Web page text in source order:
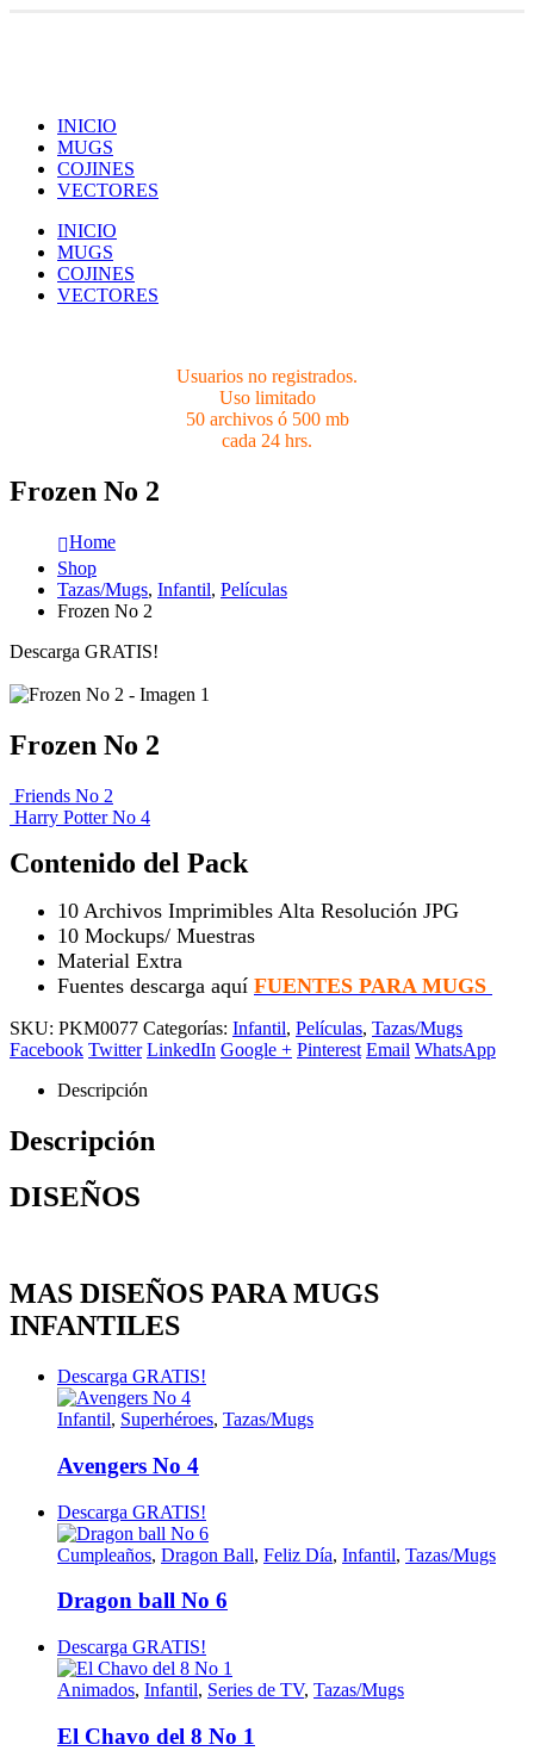
INICIO
MUGS
COJINES
VECTORES
INICIO
MUGS
COJINES
VECTORES
Usuarios no registrados.
Uso limitado
50 archivos ó 500 mb
cada 24 hrs.
Frozen No 2
Home
Shop
Tazas/Mugs, Infantil, Películas
Frozen No 2
Descarga GRATIS!
Frozen No 2
Friends No 2
Harry Potter No 4
Contenido del Pack
10 Archivos Imprimibles Alta Resolución JPG
10 Mockups/ Muestras
Material Extra
Fuentes descarga aquí FUENTES PARA MUGS
SKU: PKM0077 Categorías: Infantil, Películas, Tazas/Mugs
Facebook Twitter LinkedIn Google + Pinterest Email WhatsApp
Descripción
Descripción
DISEÑOS
MAS DISEÑOS PARA MUGS
INFANTILES
Descarga GRATIS!
Infantil, Superhéroes, Tazas/Mugs
Avengers No 4
Descarga GRATIS!
Cumpleaños, Dragon Ball, Feliz Día, Infantil, Tazas/Mugs
Dragon ball No 6
Descarga GRATIS!
Animados, Infantil, Series de TV, Tazas/Mugs
El Chavo del 8 No 1